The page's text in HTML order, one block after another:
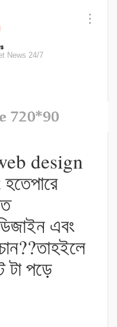
News 24/7
design
এবং
পড়ে